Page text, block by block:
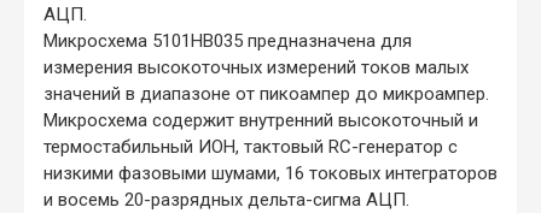
АЦП.
Микросхема 5101НВ035 предназначена для
измерения высокоточных измерений токов малых
значений в диапазоне от пикоампер до микроампер.
Микросхема содержит внутренний высокоточный и
термостабильный ИОН, тактовый RC-генератор с
низкими фазовыми шумами, 16 токовых интеграторов
и восемь 20-разрядных дельта-сигма АЦП.